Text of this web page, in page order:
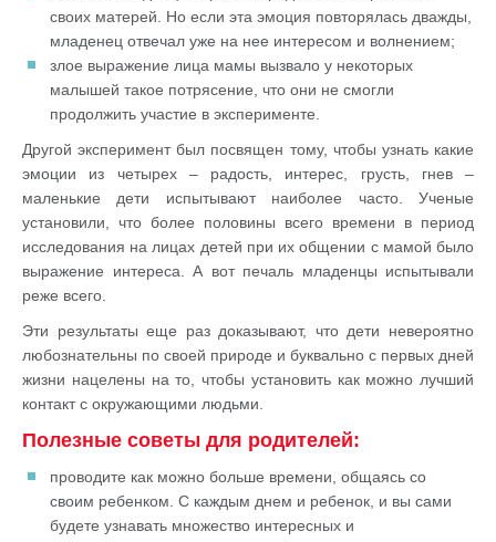
своих матерей. Но если эта эмоция повторялась дважды,
младенец отвечал уже на нее интересом и волнением;
злое выражение лица мамы вызвало у некоторых
малышей такое потрясение, что они не смогли
продолжить участие в эксперименте.
Другой эксперимент был посвящен тому, чтобы узнать какие
эмоции из четырех – радость, интерес, грусть, гнев –
маленькие дети испытывают наиболее часто. Ученые
установили, что более половины всего времени в период
исследования на лицах детей при их общении с мамой было
выражение интереса. А вот печаль младенцы испытывали
реже всего.
Эти результаты еще раз доказывают, что дети невероятно
любознательны по своей природе и буквально с первых дней
жизни нацелены на то, чтобы установить как можно лучший
контакт с окружающими людьми.
Полезные советы для родителей:
проводите как можно больше времени, общаясь со
своим ребенком. С каждым днем и ребенок, и вы сами
будете узнавать множество интересных и